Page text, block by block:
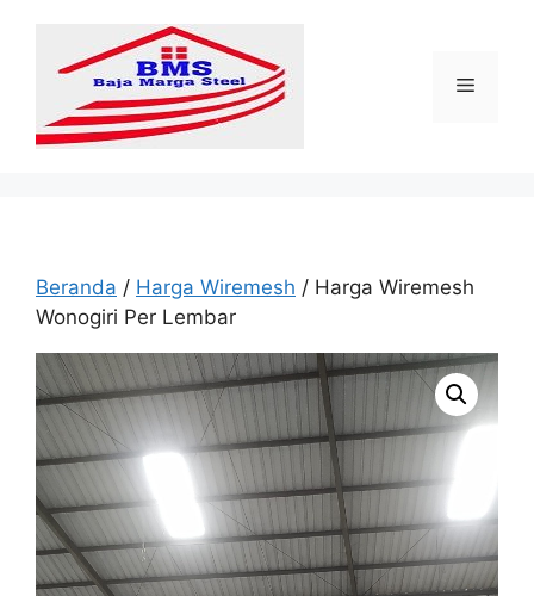
Menu
Beranda / Harga Wiremesh / Harga Wiremesh
Wonogiri Per Lembar